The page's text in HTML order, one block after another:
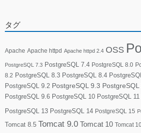
タグ
Apache Apache httpd Apache httpd 2.4 OSS
PostgreSQL 7.3 PostgreSQL 7.4 PostgreSQL 8.0
8.2 PostgreSQL 8.3 PostgreSQL 8.4
PostgreSQL 9.2 PostgreSQL 9.3 PostgreSQL
PostgreSQL 9.6 PostgreSQL 10 PostgreSQL 11
PostgreSQL 13 PostgreSQL 14 PostgreSQL 15
Tomcat 8.5 Tomcat 9.0 Tomcat 10 Tomcat